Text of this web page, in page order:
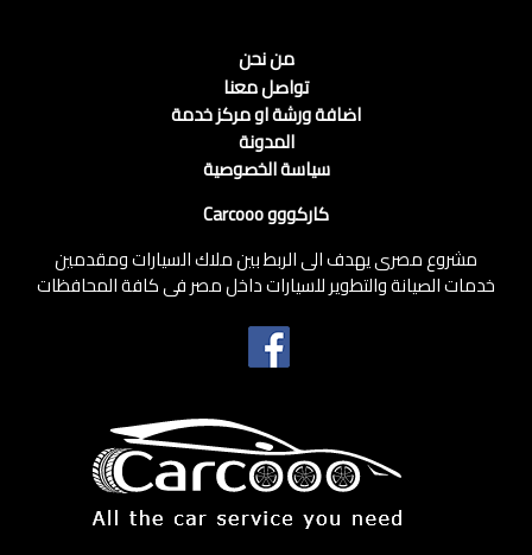
من نحن
تواصل معنا
اضافة ورشة او مركز خدمة
المدونة
سياسة الخصوصية
كاركووو Carcooo
مشروع مصرى يهدف الى الربط بين ملاك السيارات ومقدمين
خدمات الصيانة والتطوير للسيارات داخل مصر فى كافة المحافظات